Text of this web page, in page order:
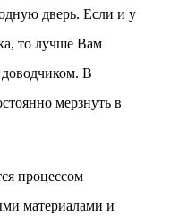
дверь. Если и у
то лучше Вам
В
мерзнуть в
процессом
материалами и